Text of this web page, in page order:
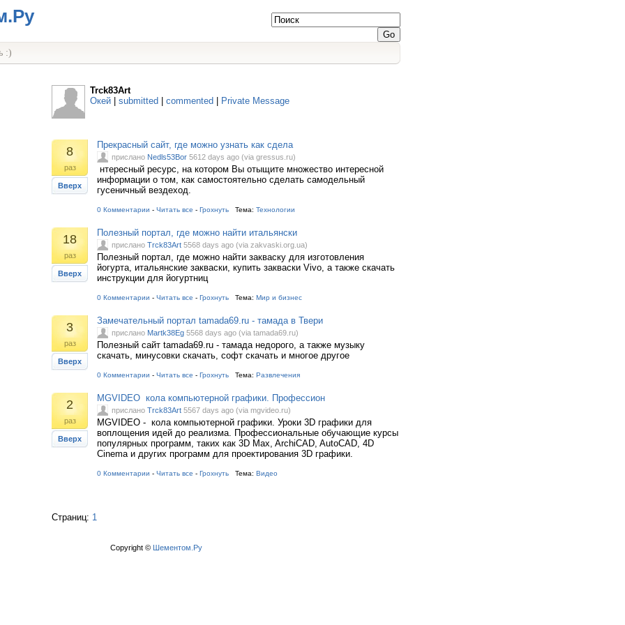
:)
Trck83Art
Окей
submitted commented Private Message
8
раз
Вверх
Прекрасный сайт, где можно узнать как сдела
прислано Nedls53Bor 5612 days ago (via gressus.ru)
нтересный ресурс, на котором Вы отыщите множество интересной
информации о том, как самостоятельно сделать самодельный
гусеничный вездеход.
0 Комментарии - Читать все - Грохнуть Тема: Технологии
18
раз
Вверх
Полезный портал, где можно найти итальянски
прислано Trck83Art 5568 days ago (via zakvaski.org.ua)
Полезный портал, где можно найти закваску для изготовления
йогурта, итальянские закваски, купить закваски Vivo, а также скачать
инструкции для йогуртниц
0 Комментарии - Читать все - Грохнуть Тема: Мир и бизнес
3
раз
Вверх
Замечательный портал tamada69.ru - тамада в Твери
прислано Martk38Eg 5568 days ago (via tamada69.ru)
Полезный сайт tamada69.ru - тамада недорого, а также музыку
скачать, минусовки скачать, софт скачать и многое другое
0 Комментарии - Читать все - Грохнуть Тема: Развлечения
2
раз
Вверх
MGVIDEO кола компьютерной графики. Профессион
прислано Trck83Art 5567 days ago (via mgvideo.ru)
MGVIDEO - кола компьютерной графики. Уроки 3D графики для
воплощения идей до реализма. Профессиональные обучающие курсы
популярных программ, таких как 3D Max, ArchiCAD, AutoCAD, 4D
Cinema и других программ для проектирования 3D графики.
0 Комментарии - Читать все - Грохнуть Тема: Видео
Страниц: 1
Copyright © Шементом.Ру